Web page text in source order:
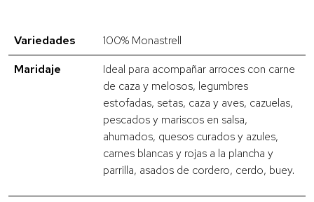
Variedades
100% Monastrell
Maridaje
Ideal para acompañar arroces con carne
de caza y melosos, legumbres
estofadas, setas, caza y aves, cazuelas,
pescados y mariscos en salsa,
ahumados, quesos curados y azules,
carnes blancas y rojas a la plancha y
parrilla, asados de cordero, cerdo, buey.